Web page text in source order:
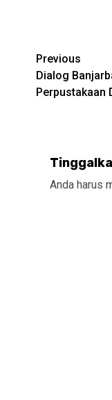
Previous
Dialog
Perpustakaan
Anda harus